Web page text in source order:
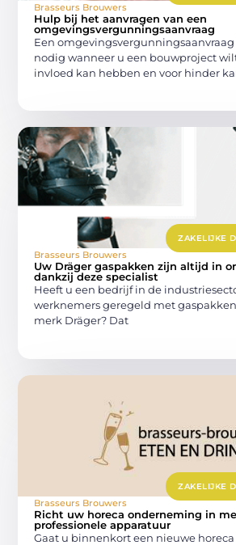
Brasseurs Brouwers
Hulp bij het aanvragen van een
omgevingsvergunningsaanvraag
Een
nodig wanneer u een bouwproject
invloed kan hebben en voor hinder
ZAKELIJKE
Brasseurs Brouwers
Uw Dräger gaspakken zijn altijd in
dankzij deze specialist
Heeft u een bedrijf in de
werknemers geregeld met
merk Dräger? Dat
ZAKELIJKE
Brasseurs Brouwers
Richt uw horeca onderneming in
professionele apparatuur
Gaat u binnenkort een nieuwe